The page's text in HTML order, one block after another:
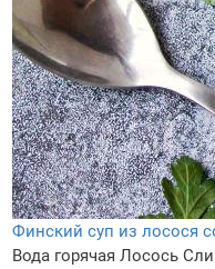
Финский суп из лосося
Вода горячая Лосось